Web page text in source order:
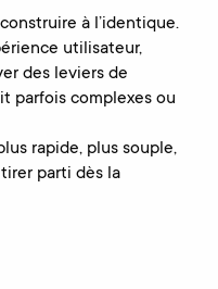
à l’identique.
utilisateur,
des leviers de
parfois complexes ou
rapide, plus souple,
parti dès la